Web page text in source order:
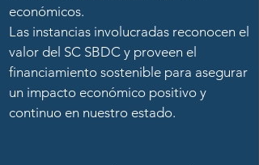
económicos.
Las instancias involucradas reconocen el
valor del SC SBDC y proveen el
financiamiento sostenible para asegurar
un impacto económico positivo y
continuo en nuestro estado.